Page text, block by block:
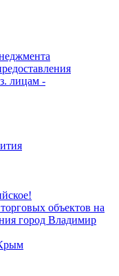
лицам -
объектов на
город Владимир